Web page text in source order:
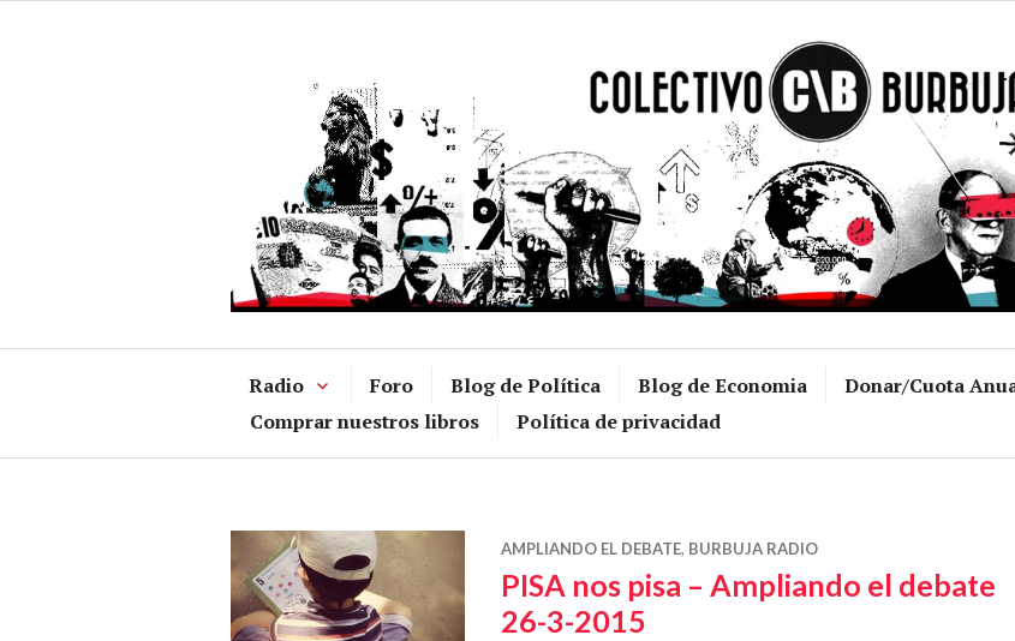
Radio Foro Blog de Política Blog de Economia Donar/Cuota
Comprar nuestros libros
Política de privacidad
AMPLIANDO EL DEBATE, BURBUJA RADIO
PISA nos pisa – Ampliando el debate
26-3-2015